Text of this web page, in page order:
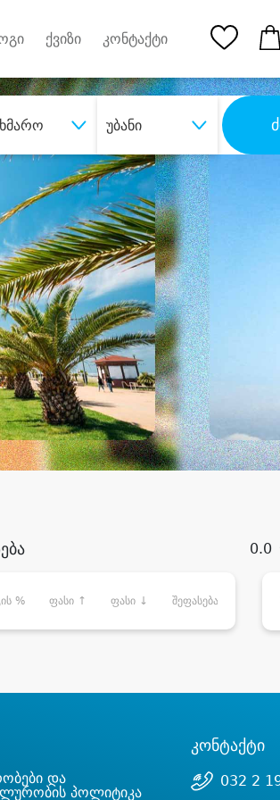
ქვიზი კონტაქტი
უბანი
დიდი
0.0
% ფასი ↑ ფასი ↓ შეფასება
და
პოლიტიკა
კონტაქტი
032 2